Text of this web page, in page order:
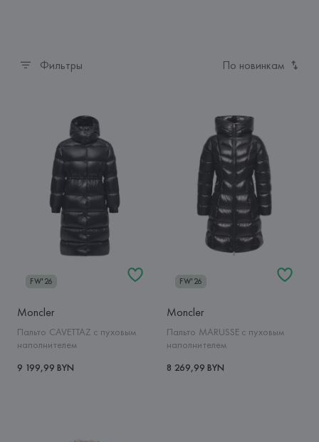
Фильтры По новинкам
FW'26
Moncler
Пальто CAVETTAZ с пуховым
наполнителем
9 199,99 BYN
FW'26
Moncler
Пальто MARUSSE с пуховым
наполнителем
8 269,99 BYN